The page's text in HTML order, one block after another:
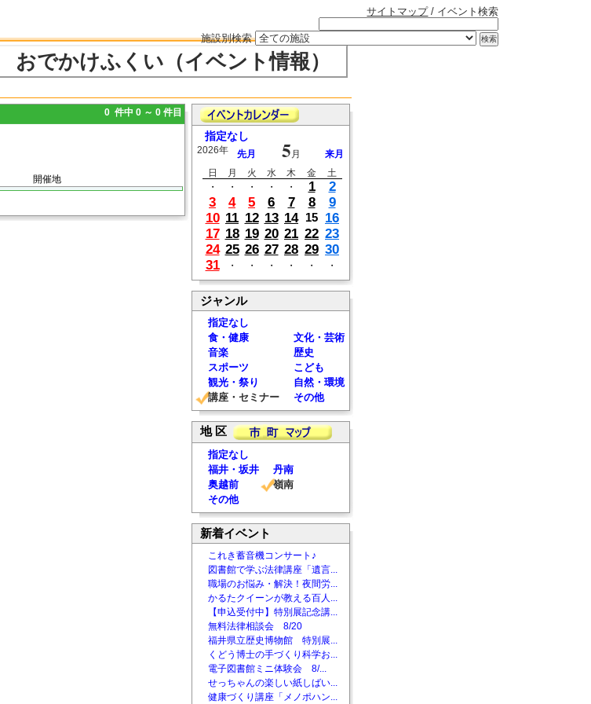
サイトマップ/ イベント検索
施設別検索
おでかけふくい（イベント情報）
0 件中 0 ～ 0 件目
開催地
指定なし
2026年 先月 5 月
来月
日
月 火 水 木 金
土
・
・ ・ ・ ・ 1
2
3
4 5 6 7 8
9
10 11 12 13 14 15
16
17 18 19 20 21 22 23
24 25 26 27 28 29 30
31
・ ・ ・ ・ ・ ・
ジャンル
指定なし
食・健康
文化・芸術
音楽
歴史
スポーツ
こども
観光・祭り
自然・環境
講座・セミナー
その他
地 区
指定なし
福井・坂井
丹南
奥越前
嶺南
その他
新着イベント
これき蓄音機コンサート♪
図書館で学ぶ法律講座「遺言...
職場のお悩み・解決！夜間労...
かるたクイーンが教える百人...
【申込受付中】特別展記念講...
無料法律相談会 8/20
福井県立歴史博物館 特別展...
くどう博士の手づくり科学お...
電子図書館ミニ体験会 8/...
せっちゃんの楽しい紙しばい...
健康づくり講座「メノポハン...